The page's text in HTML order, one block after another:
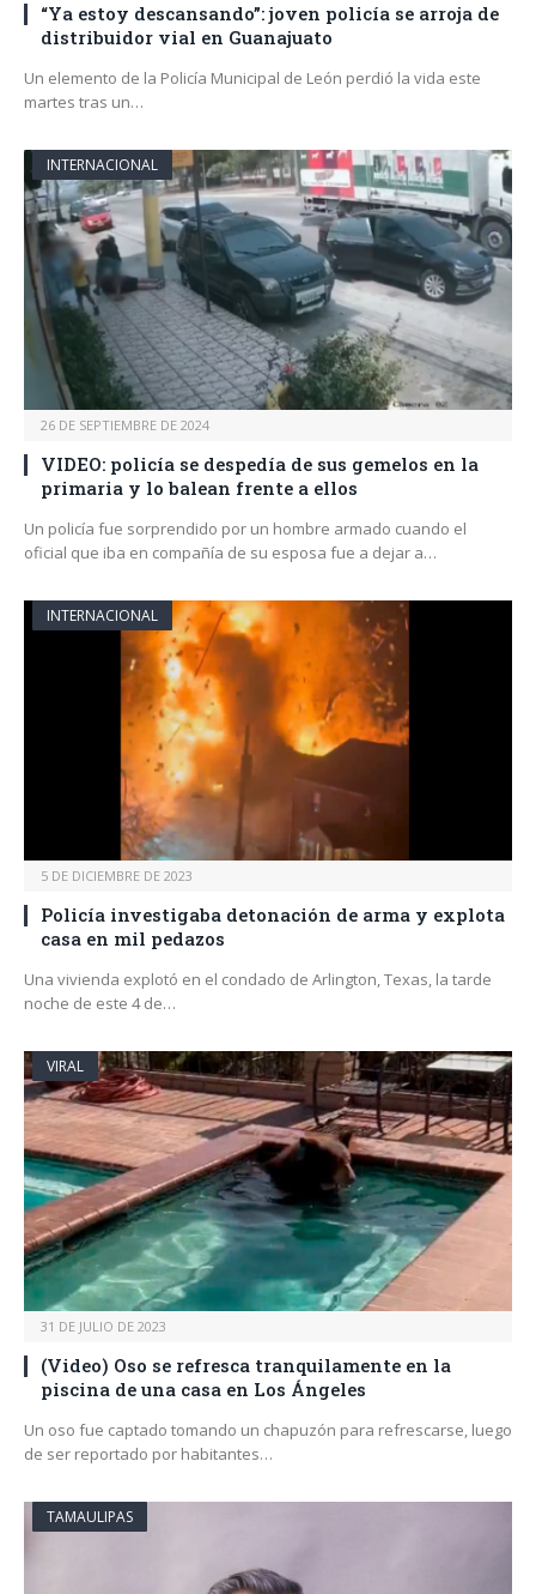
“Ya estoy descansando”: joven policía se arroja de
distribuidor vial en Guanajuato
Un elemento de la Policía Municipal de León perdió la vida este
martes tras un…
INTERNACIONAL
26 DE SEPTIEMBRE DE 2024
VIDEO: policía se despedía de sus gemelos en la
primaria y lo balean frente a ellos
Un policía fue sorprendido por un hombre armado cuando el
oficial que iba en compañía de su esposa fue a dejar a…
INTERNACIONAL
5 DE DICIEMBRE DE 2023
Policía investigaba detonación de arma y explota
casa en mil pedazos
Una vivienda explotó en el condado de Arlington, Texas, la tarde
noche de este 4 de…
VIRAL
31 DE JULIO DE 2023
(Video) Oso se refresca tranquilamente en la
piscina de una casa en Los Ángeles
Un oso fue captado tomando un chapuzón para refrescarse, luego
de ser reportado por habitantes…
TAMAULIPAS